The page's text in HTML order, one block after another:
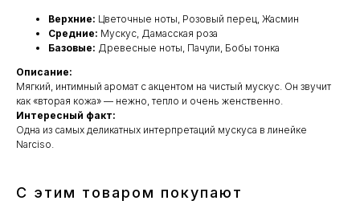
Верхние: Цветочные ноты, Розовый перец, Жасмин
Средние: Мускус, Дамасская роза
Базовые: Древесные ноты, Пачули, Бобы тонка
Описание:
Мягкий, интимный аромат с акцентом на чистый мускус. Он звучит
как «вторая кожа» — нежно, тепло и очень женственно.
Интересный факт:
Одна из самых деликатных интерпретаций мускуса в линейке
Narciso.
С этим товаром покупают